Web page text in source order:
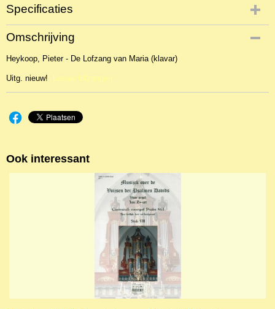
Specificaties
Productcode
NBLKOr-1593
Omschrijving
Heykoop, Pieter - De Lofzang van Maria (klavar)
Uitg. nieuw! Leeuw lofzangen
Ook interessant